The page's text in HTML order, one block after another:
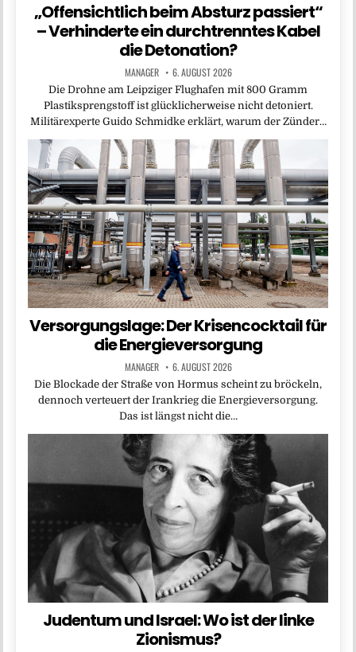
„Offensichtlich beim Absturz passiert“
– Verhinderte ein durchtrenntes Kabel
die Detonation?
MANAGER 6. AUGUST 2026
Die Drohne am Leipziger Flughafen mit 800 Gramm
Plastiksprengstoff ist glücklicherweise nicht detoniert.
Militärexperte Guido Schmidke erklärt, warum der Zünder…
Versorgungslage: Der Krisencocktail für
die Energieversorgung
MANAGER 6. AUGUST 2026
Die Blockade der Straße von Hormus scheint zu bröckeln,
dennoch verteuert der Irankrieg die Energieversorgung.
Das ist längst nicht die…
Judentum und Israel: Wo ist der linke
Zionismus?